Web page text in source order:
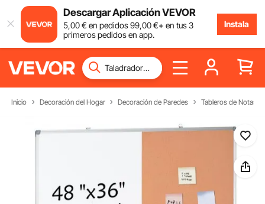
Descargar Aplicación VEVOR
5,00€ en pedidos99,00€+ en tus 3
primeros pedidos en app.
Instala
Inicio Decoración del Hogar Decoración de Paredes Tableros de Notas